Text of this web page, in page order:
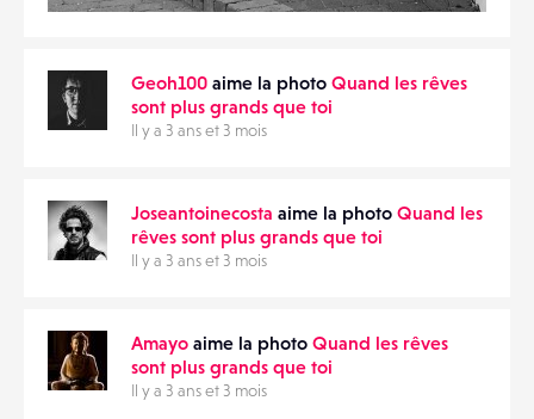
Geoh100 aime la photo Quand les rêves
sont plus grands que toi
Il y a 3 ans et 3 mois
Joseantoinecosta aime la photo Quand les
rêves sont plus grands que toi
Il y a 3 ans et 3 mois
Amayo aime la photo Quand les rêves
sont plus grands que toi
Il y a 3 ans et 3 mois